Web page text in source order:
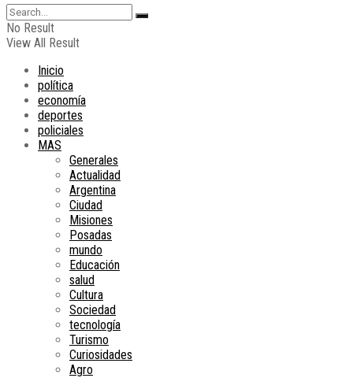
No Result
View All Result
Inicio
política
economía
deportes
policiales
MAS
Generales
Actualidad
Argentina
Ciudad
Misiones
Posadas
mundo
Educación
salud
Cultura
Sociedad
tecnología
Turismo
Curiosidades
Agro